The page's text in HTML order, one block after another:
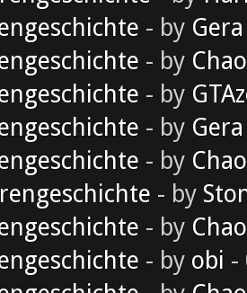
- by Gera
- by
- by
- by Gera
- by
- by
- by
- by obi -